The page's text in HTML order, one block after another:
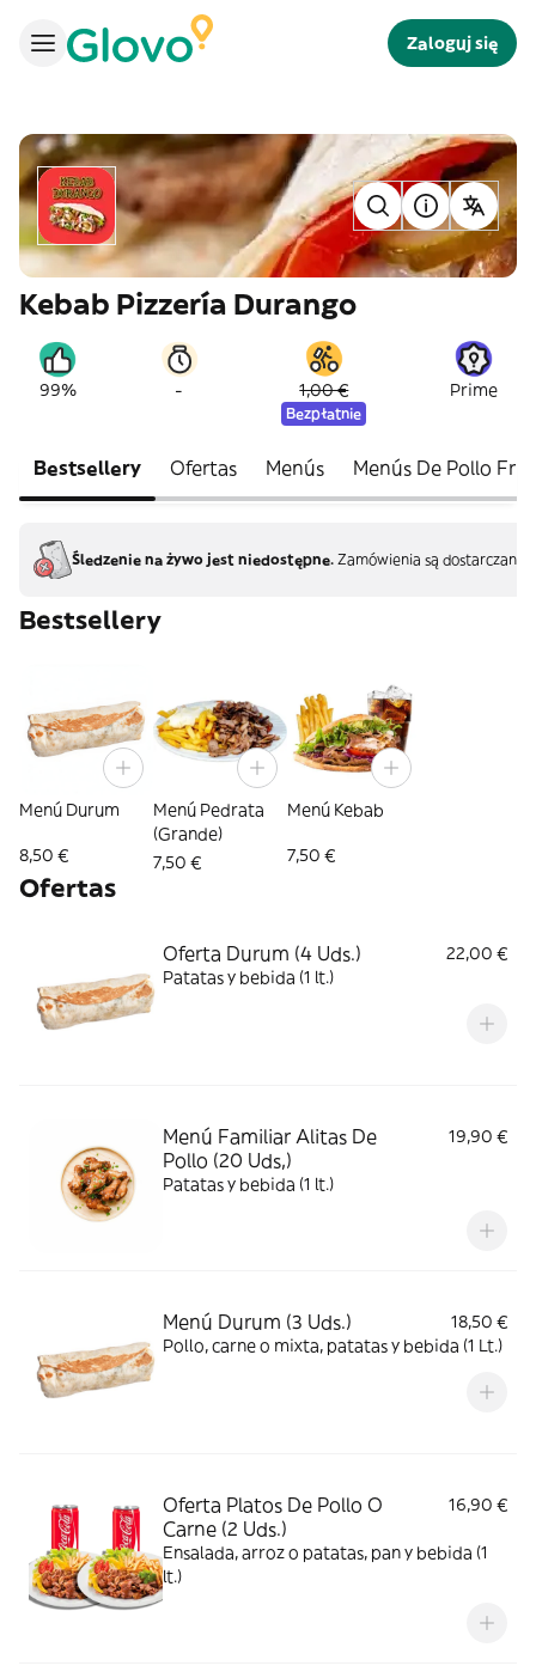
Zaloguj się
Kebab Pizzería Durango
99% - 1,00 €
Bezpłatnie
Prime
Bestsellery Ofertas Menús Menús De Pollo
Śledzenie na żywo jest niedostępne. Zamówienia są dostarczane
Bestsellery
Menú Durum
8,50 €
Menú Pedrata
(Grande)
7,50 €
Menú Kebab
7,50 €
Ofertas
Oferta Durum (4 Uds.)
22,00 €
Patatas y bebida (1 lt.)
Menú Familiar Alitas De
Pollo (20 Uds,)
19,90 €
Patatas y bebida (1 lt.)
Menú Durum (3 Uds.)
18,50 €
Pollo, carne o mixta, patatas y bebida (1 Lt.)
Oferta Platos De Pollo O
Carne (2 Uds.)
16,90 €
Ensalada, arroz o patatas, pan y bebida (1
lt.)